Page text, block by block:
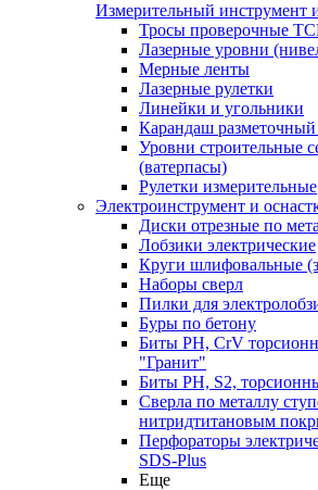
Измерительный инструмент
Тросы проверочные
Лазерные уровни
Мерные ленты
Лазерные рулетки
Линейки и угольники
Карандаш
Уровни строительные
(ватерпасы)
Рулетки измерительные
Электроинструмент и
Диски отрезные по
Лобзики электрические
Круги шлифовальные
Наборы сверл
Пилки для
Буры по бетону
Биты PH, CrV
"Гранит"
Биты PH, S2,
Сверла по металлу
нитридтитановым
Перфораторы
SDS-Plus
Еще